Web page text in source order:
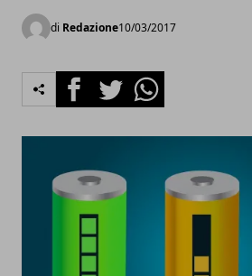
di Redazione10/03/2017
FacebookTwitterWhatsapp